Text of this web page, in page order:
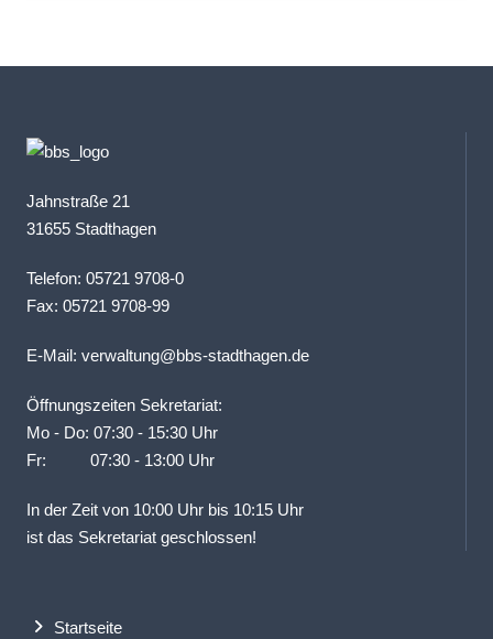
Jahnstraße 21
31655 Stadthagen
Telefon: 05721 9708-0
Fax: 05721 9708-99
E-Mail: verwaltung@bbs-stadthagen.de
Öffnungszeiten Sekretariat:
Mo - Do: 07:30 - 15:30 Uhr
Fr: 07:30 - 13:00 Uhr
In der Zeit von 10:00 Uhr bis 10:15 Uhr
ist das Sekretariat geschlossen!
Startseite